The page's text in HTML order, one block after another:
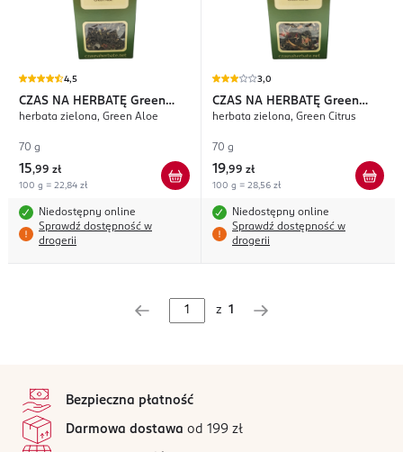
4,5
CZAS NA HERBATĘ Green
Aloe
herbata zielona, Green Aloe
70 g
15,99 zł
100 g = 22,84 zł
Niedostępny online
Sprawdź dostępność w
drogerii
3,0
CZAS NA HERBATĘ Green
Citrus
herbata zielona, Green Citrus
70 g
19,99 zł
100 g = 28,56 zł
Niedostępny online
Sprawdź dostępność w
drogerii
z 1
Bezpieczna płatność
Darmowa dostawa od 199 zł